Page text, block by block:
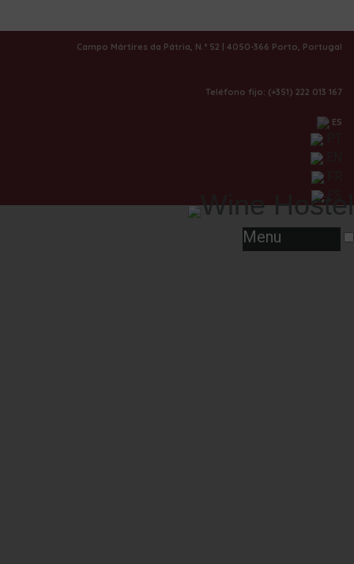
Campo Mártires da Pátria, N.º 52 | 4050-366 Porto, Portugal
Teléfono fijo: (+351) 222 013 167
ES
Menu
BIENVENIDO